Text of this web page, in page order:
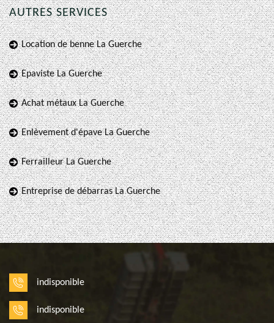
AUTRES SERVICES
Location de benne La Guerche
Epaviste La Guerche
Achat métaux La Guerche
Enlèvement d'épave La Guerche
Ferrailleur La Guerche
Entreprise de débarras La Guerche
indisponible
indisponible